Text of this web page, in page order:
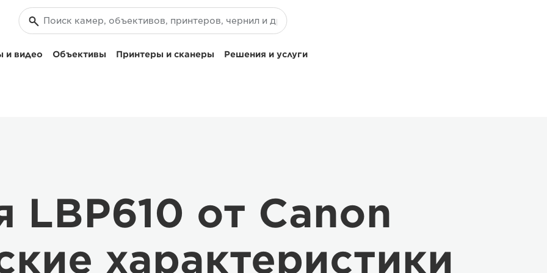
и видео Объективы Принтеры и сканеры Решения и услуги
LBP610 от Canon
характеристики